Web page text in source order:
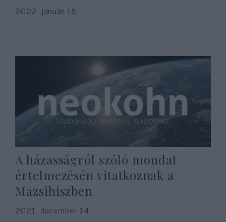
2022. január 18.
A házasságról szóló mondat
értelmezésén vitatkoznak a
Mazsihiszben
2021. december 14.